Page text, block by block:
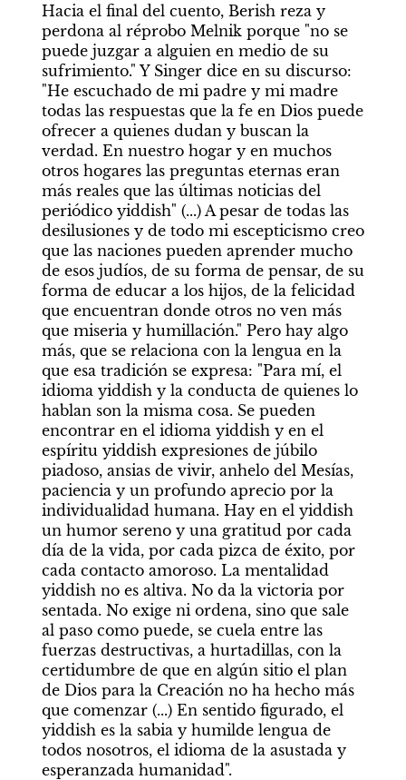
Hacia el final del cuento, Berish reza y
perdona al réprobo Melnik porque "no se
puede juzgar a alguien en medio de su
sufrimiento." Y Singer dice en su discurso:
"He escuchado de mi padre y mi madre
todas las respuestas que la fe en Dios puede
ofrecer a quienes dudan y buscan la
verdad. En nuestro hogar y en muchos
otros hogares las preguntas eternas eran
más reales que las últimas noticias del
periódico yiddish" (...) A pesar de todas las
desilusiones y de todo mi escepticismo creo
que las naciones pueden aprender mucho
de esos judíos, de su forma de pensar, de su
forma de educar a los hijos, de la felicidad
que encuentran donde otros no ven más
que miseria y humillación." Pero hay algo
más, que se relaciona con la lengua en la
que esa tradición se expresa: "Para mí, el
idioma yiddish y la conducta de quienes lo
hablan son la misma cosa. Se pueden
encontrar en el idioma yiddish y en el
espíritu yiddish expresiones de júbilo
piadoso, ansias de vivir, anhelo del Mesías,
paciencia y un profundo aprecio por la
individualidad humana. Hay en el yiddish
un humor sereno y una gratitud por cada
día de la vida, por cada pizca de éxito, por
cada contacto amoroso. La mentalidad
yiddish no es altiva. No da la victoria por
sentada. No exige ni ordena, sino que sale
al paso como puede, se cuela entre las
fuerzas destructivas, a hurtadillas, con la
certidumbre de que en algún sitio el plan
de Dios para la Creación no ha hecho más
que comenzar (...) En sentido figurado, el
yiddish es la sabia y humilde lengua de
todos nosotros, el idioma de la asustada y
esperanzada humanidad".